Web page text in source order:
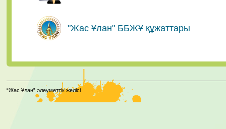
"Жас Ұлан" ББЖҰ құжаттары
“Жас Ұлан” әлеуметтік желісі